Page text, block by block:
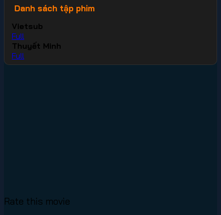
Danh sách tập phim
Vietsub
Full
Thuyết Minh
Full
Rate this movie